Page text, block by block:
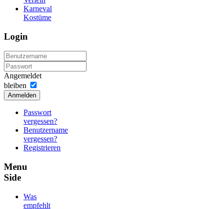
Karneval
Kostüme
Login
Angemeldet
bleiben
Anmelden
Passwort
vergessen?
Benutzername
vergessen?
Registrieren
Menu
Side
Was
empfehlt